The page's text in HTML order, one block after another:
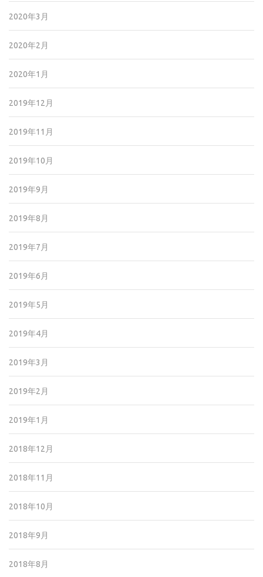
2020年3月
2020年2月
2020年1月
2019年12月
2019年11月
2019年10月
2019年9月
2019年8月
2019年7月
2019年6月
2019年5月
2019年4月
2019年3月
2019年2月
2019年1月
2018年12月
2018年11月
2018年10月
2018年9月
2018年8月